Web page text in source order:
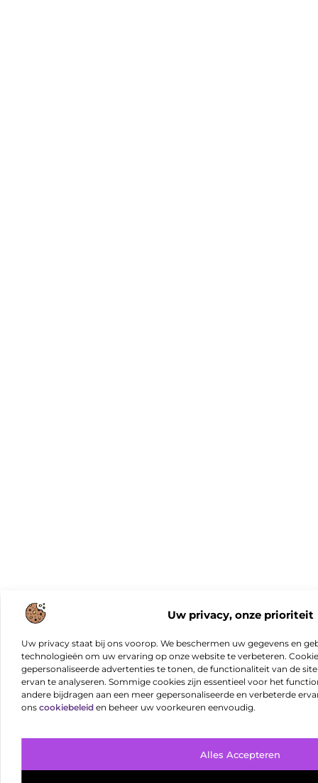
Uw privacy, onze prioriteit
Uw privacy staat bij ons voorop. We beschermen uw gegevens en
technologieën om uw ervaring op onze website te verbeteren.
gepersonaliseerde advertenties te tonen, de functionaliteit van de
ervan te analyseren. Sommige cookies zijn essentieel voor het
andere bijdragen aan een meer gepersonaliseerde en verbeterde
ons cookiebeleid en beheer uw voorkeuren eenvoudig.
Alles Accepteren